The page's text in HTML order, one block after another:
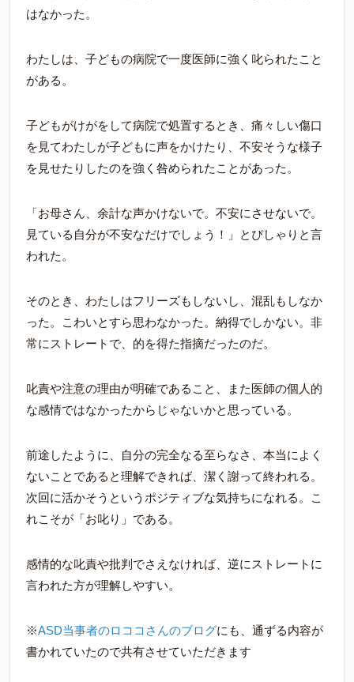
はなかった。
わたしは、子どもの病院で一度医師に強く叱られたこと
がある。
子どもがけがをして病院で処置するとき、痛々しい傷口
を見てわたしが子どもに声をかけたり、不安そうな様子
を見せたりしたのを強く咎められたことがあった。
「お母さん、余計な声かけないで。不安にさせないで。
見ている自分が不安なだけでしょう！」とぴしゃりと言
われた。
そのとき、わたしはフリーズもしないし、混乱もしなか
った。こわいとすら思わなかった。納得でしかない。非
常にストレートで、的を得た指摘だったのだ。
叱責や注意の理由が明確であること、また医師の個人的
な感情ではなかったからじゃないかと思っている。
前途したように、自分の完全なる至らなさ、本当によく
ないことであると理解できれば、潔く謝って終われる。
次回に活かそうというポジティブな気持ちになれる。こ
れこそが「お叱り」である。
感情的な叱責や批判でさえなければ、逆にストレートに
言われた方が理解しやすい。
※ASD当事者のロココさんのブログにも、通ずる内容が
書かれていたので共有させていただきます